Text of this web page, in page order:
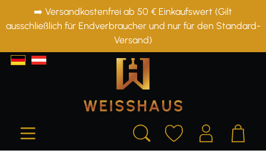
springen
➡️ Versandkostenfrei ab 50 € Einkaufswert (Gilt
ausschließlich für Endverbraucher und nur für den Standard-
Versand)